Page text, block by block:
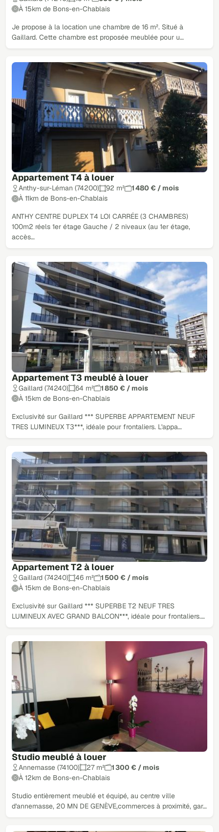
À 15km de Bons-en-Chablais
Je propose à la location une chambre de 16 m². Situé à
Gaillard. Cette chambre est proposée meublée pour u…
Appartement T4 à louer
Anthy-sur-Léman (74200) 92 m²
1 480 € / mois
À 11km de Bons-en-Chablais
ANTHY CENTRE DUPLEX T4 LOI CARRÉE (3 CHAMBRES)
100m2 réels 1er étage Gauche / 2 niveaux (au 1er étage,
accès…
Appartement T3 meublé à louer
Gaillard (74240) 64 m²
1 850 € / mois
À 15km de Bons-en-Chablais
Exclusivité sur Gaillard *** SUPERBE APPARTEMENT NEUF
TRES LUMINEUX T3***, idéale pour frontaliers. L'appa…
Appartement T2 à louer
Gaillard (74240) 46 m²
1 500 € / mois
À 15km de Bons-en-Chablais
Exclusivité sur Gaillard *** SUPERBE T2 NEUF TRES
LUMINEUX AVEC GRAND BALCON***, idéale pour frontaliers.…
Studio meublé à louer
Annemasse (74100) 27 m²
1 300 € / mois
À 12km de Bons-en-Chablais
Studio entièrement meublé et équipé, au centre ville
d'annemasse, 20 MN DE GENÈVE,commerces à proximité, gar…